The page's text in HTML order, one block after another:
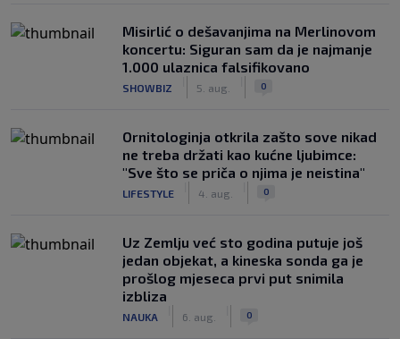
Misirlić o dešavanjima na Merlinovom
koncertu: Siguran sam da je najmanje
1.000 ulaznica falsifikovano
SHOWBIZ 5. aug. 0
Ornitologinja otkrila zašto sove nikad
ne treba držati kao kućne ljubimce:
"Sve što se priča o njima je neistina"
LIFESTYLE 4. aug. 0
Uz Zemlju već sto godina putuje još
jedan objekat, a kineska sonda ga je
prošlog mjeseca prvi put snimila
izbliza
NAUKA 6. aug. 0